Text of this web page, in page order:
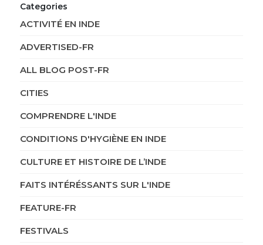
Categories
ACTIVITÉ EN INDE
ADVERTISED-FR
ALL BLOG POST-FR
CITIES
COMPRENDRE L'INDE
CONDITIONS D'HYGIÈNE EN INDE
CULTURE ET HISTOIRE DE L’INDE
FAITS INTÉRÉSSANTS SUR L'INDE
FEATURE-FR
FESTIVALS